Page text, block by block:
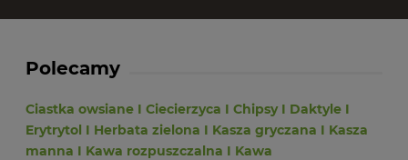
Polecamy
Ciastka owsiane I Ciecierzyca I ChipsyI Daktyle I
Erytrytol I Herbata zielona I Kasza gryczana I Kasza
manna I Kawa rozpuszczalna I Kawa